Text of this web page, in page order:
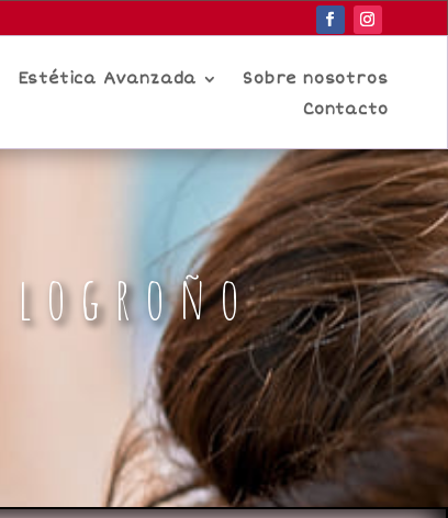
Estética Avanzada
Sobre nosotros
Contacto